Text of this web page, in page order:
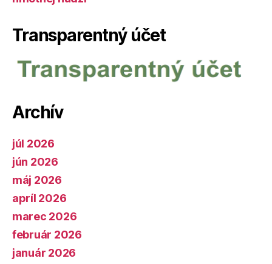
Transparentný účet
Archív
júl 2026
jún 2026
máj 2026
apríl 2026
marec 2026
február 2026
január 2026